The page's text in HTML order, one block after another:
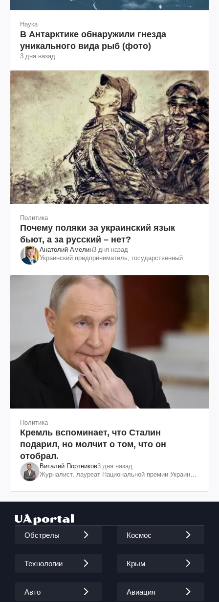
Наука
В Антарктике обнаружили гнезда
уникального вида рыб (фото)
3 дня назад
Политика
Почему поляки за украинский язык
бьют, а за русский – нет?
Анатолий Амелин3 дня назад
Украинский предприниматель, государственный
Политика
Кремль вспоминает, что Сталин
подарил, но молчит о том, что он
отобрал.
Виталий Портников3 дня назад
Журналист, лауреат Национальной премии Украины
Обстрелы Космос
Технологии Крым
Авто Авиация